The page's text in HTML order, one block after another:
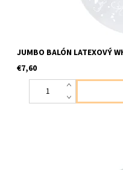
JUMBO BALÓN LATEXOVÝ
€7,60